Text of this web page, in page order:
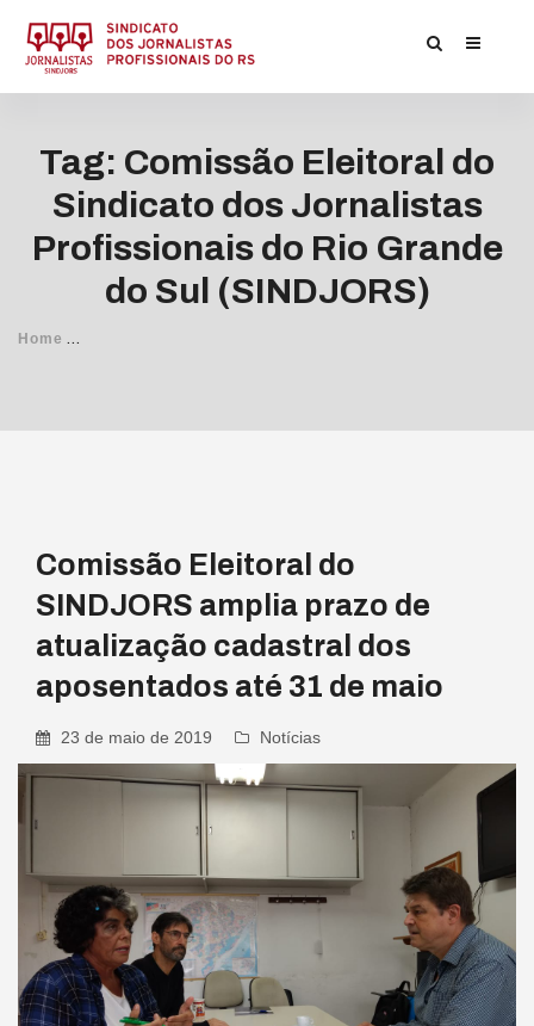
Tag: Comissão Eleitoral do
Sindicato dos Jornalistas
Profissionais do Rio Grande
do Sul (SINDJORS)
Home Posts Tagged
Comissão Eleitoral do
SINDJORS amplia prazo de
atualização cadastral dos
aposentados até 31 de maio
23 de maio de 2019 Notícias